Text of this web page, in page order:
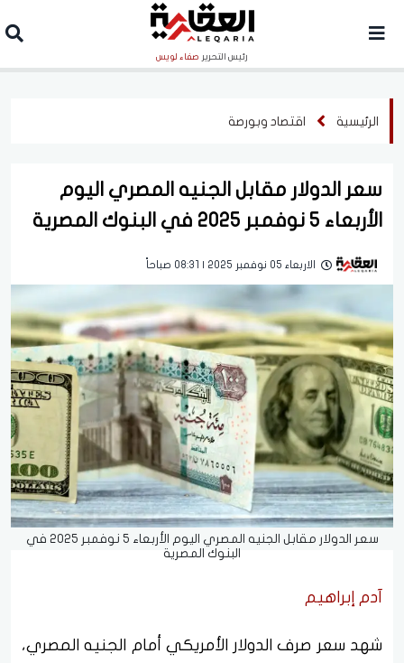
رئيس التحرير صفاء لويس
الرئيسية اقتصاد وبورصة
سعر الدولار مقابل الجنيه المصري اليوم
الأربعاء 5 نوفمبر 2025 في البنوك المصرية
الاربعاء 05 نوفمبر 2025 | 08:31 صباحاً
سعر الدولار مقابل الجنيه المصري اليوم الأربعاء 5 نوفمبر 2025 في
البنوك المصرية
آدم إبراهيم
شهد سعر صرف الدولار الأمريكي أمام الجنيه المصري،